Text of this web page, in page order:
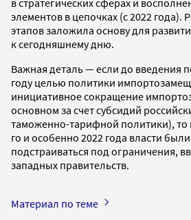
элементов в цепочках (с 2022 года).
этапов заложила основу для
к сегодняшнему дню.
Важная деталь — если до введения
году целью политики
инициативное сокращение
основном за счет субсидий
таможенно-тарифной политики), то
го и особенно 2022 года власти
подстраиваться под ограничения,
западных правительств.
Материал по теме